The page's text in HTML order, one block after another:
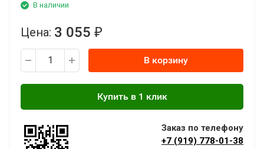
В наличии
Цена: 3 055 ₽
В корзину
Заказ по телефону
+7 (919) 778-01-38